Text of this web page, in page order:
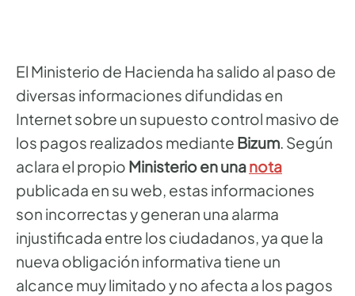
El Ministerio de Hacienda ha salido al paso de
diversas informaciones difundidas en
Internet sobre un supuesto control masivo de
los pagos realizados mediante Bizum. Según
aclara el propio Ministerio en unanota
publicada en su web, estas informaciones
son incorrectas y generan una alarma
injustificada entre los ciudadanos, ya que la
nueva obligación informativa tiene un
alcance muy limitado y no afecta a los pagos